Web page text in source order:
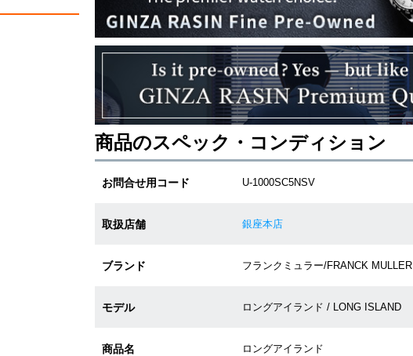
商品のスペック・コンディション
お問合せ用コード U-1000SC5NSV
取扱店舗 銀座本店
ブランド フランクミュラー/FRANCK MULLER
モデル ロングアイランド / LONG ISLAND
商品名 ロングアイランド